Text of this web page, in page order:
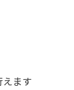
ます